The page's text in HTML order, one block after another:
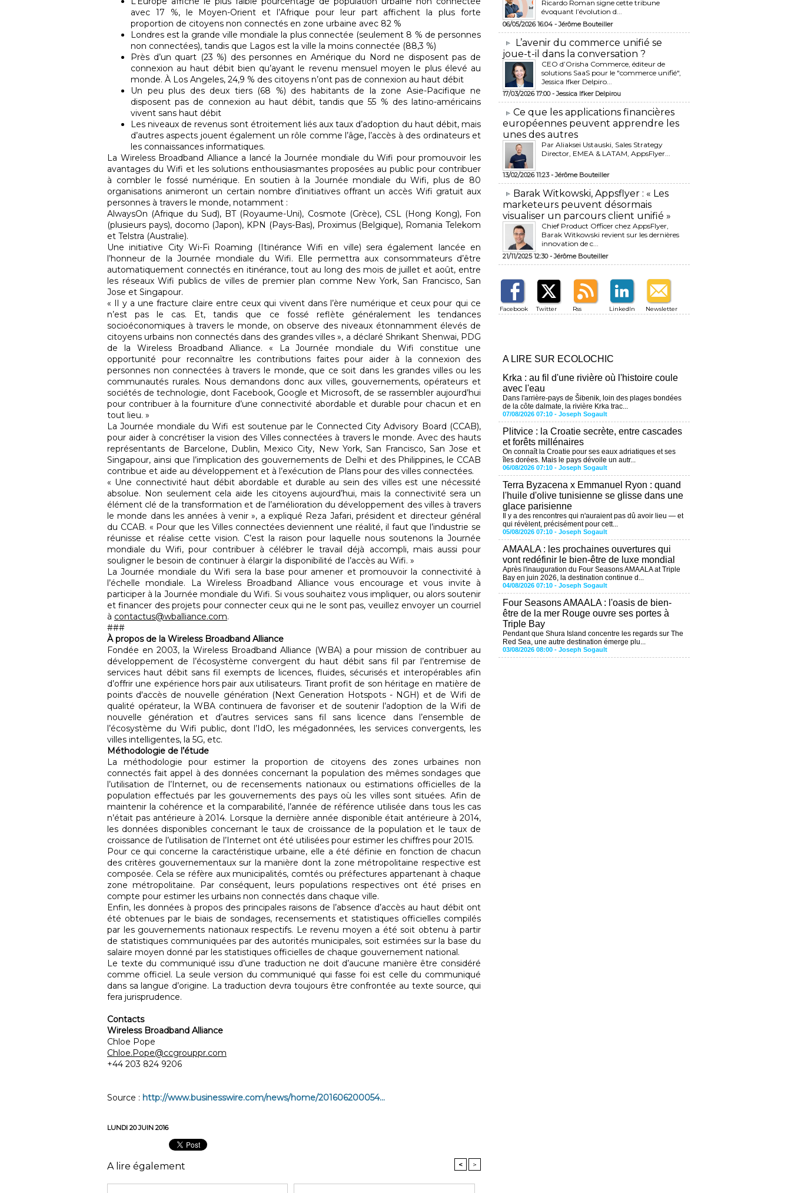
avec 17 %, le Moyen-Orient et l’Afrique pour leur part affichent la plus forte
proportion de citoyens non connectés en zone urbaine avec 82 %
Londres est la grande ville mondiale la plus connectée (seulement 8 % de personnes
non connectées), tandis que Lagos est la ville la moins connectée (88,3 %)
Près d’un quart (23 %) des personnes en Amérique du Nord ne disposent pas de
connexion au haut débit bien qu’ayant le revenu mensuel moyen le plus élevé au
monde. À Los Angeles, 24,9 % des citoyens n’ont pas de connexion au haut débit
Un peu plus des deux tiers (68 %) des habitants de la zone Asie-Pacifique ne
disposent pas de connexion au haut débit, tandis que 55 % des latino-américains
vivent sans haut débit
Les niveaux de revenus sont étroitement liés aux taux d’adoption du haut débit, mais
d’autres aspects jouent également un rôle comme l’âge, l’accès à des ordinateurs et
les connaissances informatiques.
La Wireless Broadband Alliance a lancé la Journée mondiale du Wifi pour promouvoir les
avantages du Wifi et les solutions enthousiasmantes proposées au public pour contribuer
à combler le fossé numérique. En soutien à la Journée mondiale du Wifi, plus de 80
organisations animeront un certain nombre d’initiatives offrant un accès Wifi gratuit aux
personnes à travers le monde, notamment :
AlwaysOn (Afrique du Sud), BT (Royaume-Uni), Cosmote (Grèce), CSL (Hong Kong), Fon
(plusieurs pays), docomo (Japon), KPN (Pays-Bas), Proximus (Belgique), Romania Telekom
et Telstra (Australie).
Une initiative City Wi-Fi Roaming (Itinérance Wifi en ville) sera également lancée en
l’honneur de la Journée mondiale du Wifi. Elle permettra aux consommateurs d’être
automatiquement connectés en itinérance, tout au long des mois de juillet et août, entre
les réseaux Wifi publics de villes de premier plan comme New York, San Francisco, San
Jose et Singapour.
« Il y a une fracture claire entre ceux qui vivent dans l’ère numérique et ceux pour qui ce
n’est pas le cas. Et, tandis que ce fossé reflète généralement les tendances
socioéconomiques à travers le monde, on observe des niveaux étonnamment élevés de
citoyens urbains non connectés dans des grandes villes », a déclaré Shrikant Shenwai, PDG
de la Wireless Broadband Alliance. « La Journée mondiale du Wifi constitue une
opportunité pour reconnaître les contributions faites pour aider à la connexion des
personnes non connectées à travers le monde, que ce soit dans les grandes villes ou les
communautés rurales. Nous demandons donc aux villes, gouvernements, opérateurs et
sociétés de technologie, dont Facebook, Google et Microsoft, de se rassembler aujourd’hui
pour contribuer à la fourniture d’une connectivité abordable et durable pour chacun et en
tout lieu. »
La Journée mondiale du Wifi est soutenue par le Connected City Advisory Board (CCAB),
pour aider à concrétiser la vision des Villes connectées à travers le monde. Avec des hauts
représentants de Barcelone, Dublin, Mexico City, New York, San Francisco, San Jose et
Singapour, ainsi que l’implication des gouvernements de Delhi et des Philippines, le CCAB
contribue et aide au développement et à l’exécution de Plans pour des villes connectées.
« Une connectivité haut débit abordable et durable au sein des villes est une nécessité
absolue. Non seulement cela aide les citoyens aujourd’hui, mais la connectivité sera un
élément clé de la transformation et de l’amélioration du développement des villes à travers
le monde dans les années à venir », a expliqué Reza Jafari, président et directeur général
du CCAB. « Pour que les Villes connectées deviennent une réalité, il faut que l’industrie se
réunisse et réalise cette vision. C’est la raison pour laquelle nous soutenons la Journée
mondiale du Wifi, pour contribuer à célébrer le travail déjà accompli, mais aussi pour
souligner le besoin de continuer à élargir la disponibilité de l’accès au Wifi. »
La Journée mondiale du Wifi sera la base pour amener et promouvoir la connectivité à
l’échelle mondiale. La Wireless Broadband Alliance vous encourage et vous invite à
participer à la Journée mondiale du Wifi. Si vous souhaitez vous impliquer, ou alors soutenir
et financer des projets pour connecter ceux qui ne le sont pas, veuillez envoyer un courriel
à contactus@wballiance.com.
###
À propos de la Wireless Broadband Alliance
Fondée en 2003, la Wireless Broadband Alliance (WBA) a pour mission de contribuer au
développement de l’écosystème convergent du haut débit sans fil par l’entremise de
services haut débit sans fil exempts de licences, fluides, sécurisés et interopérables afin
d’offrir une expérience hors pair aux utilisateurs. Tirant profit de son héritage en matière de
points d'accès de nouvelle génération (Next Generation Hotspots - NGH) et de Wifi de
qualité opérateur, la WBA continuera de favoriser et de soutenir l’adoption de la Wifi de
nouvelle génération et d’autres services sans fil sans licence dans l’ensemble de
l’écosystème du Wifi public, dont l’IdO, les mégadonnées, les services convergents, les
villes intelligentes, la 5G, etc.
Méthodologie de l’étude
La méthodologie pour estimer la proportion de citoyens des zones urbaines non
connectés fait appel à des données concernant la population des mêmes sondages que
l’utilisation de l’Internet, ou de recensements nationaux ou estimations officielles de la
population effectués par les gouvernements des pays où les villes sont situées. Afin de
maintenir la cohérence et la comparabilité, l’année de référence utilisée dans tous les cas
n’était pas antérieure à 2014. Lorsque la dernière année disponible était antérieure à 2014,
les données disponibles concernant le taux de croissance de la population et le taux de
croissance de l’utilisation de l’Internet ont été utilisées pour estimer les chiffres pour 2015.
Pour ce qui concerne la caractéristique urbaine, elle a été définie en fonction de chacun
des critères gouvernementaux sur la manière dont la zone métropolitaine respective est
composée. Cela se réfère aux municipalités, comtés ou préfectures appartenant à chaque
zone métropolitaine. Par conséquent, leurs populations respectives ont été prises en
compte pour estimer les urbains non connectés dans chaque ville.
Enfin, les données à propos des principales raisons de l’absence d’accès au haut débit ont
été obtenues par le biais de sondages, recensements et statistiques officielles compilés
par les gouvernements nationaux respectifs. Le revenu moyen a été soit obtenu à partir
de statistiques communiquées par des autorités municipales, soit estimées sur la base du
salaire moyen donné par les statistiques officielles de chaque gouvernement national.
Le texte du communiqué issu d’une traduction ne doit d’aucune manière être considéré
comme officiel. La seule version du communiqué qui fasse foi est celle du communiqué
dans sa langue d’origine. La traduction devra toujours être confrontée au texte source, qui
fera jurisprudence.
Contacts
Wireless Broadband Alliance
Chloe Pope
Chloe.Pope@ccgrouppr.com
+44 203 824 9206
Source : http://www.businesswire.com/news/home/201606200054...
LUNDI 20 JUIN 2016
A lire également < >
Ricardo Roman signe cette tribune
évoquant l’évolution d...
06/05/2026 16:04 -Jérôme Bouteiller
L’avenir du commerce unifié se
joue-t-il dans la conversation ?
CEO d’Orisha Commerce, éditeur de
solutions SaaS pour le "commerce unifié",
Jessica Ifker Delpiro...
17/03/2026 17:00 -Jessica Ifker Delpirou
​Ce que les applications financières
européennes peuvent apprendre les
unes des autres
Par Aliaksei Ustauski, Sales Strategy
Director, EMEA & LATAM, AppsFlyer...
13/02/2026 11:23 -Jérôme Bouteiller
​Barak Witkowski, Appsflyer : « Les
marketeurs peuvent désormais
visualiser un parcours client unifié »
Chief Product Officer chez AppsFlyer, ​
Barak Witkowski revient sur les dernières
innovation de c...
21/11/2025 12:30 -Jérôme Bouteiller
Facebook Twitter Rss LinkedIn Newsletter
A LIRE SUR ECOLOCHIC
Krka : au fil d'une rivière où l'histoire coule
avec l'eau
Dans l'arrière-pays de Šibenik, loin des plages bondées
de la côte dalmate, la rivière Krka trac...
07/08/2026 07:10 - Joseph Sogault
Plitvice : la Croatie secrète, entre cascades
et forêts millénaires
On connaît la Croatie pour ses eaux adriatiques et ses
îles dorées. Mais le pays dévoile un autr...
06/08/2026 07:10 - Joseph Sogault
Terra Byzacena x Emmanuel Ryon : quand
l'huile d'olive tunisienne se glisse dans une
glace parisienne
Il y a des rencontres qui n'auraient pas dû avoir lieu — et
qui révèlent, précisément pour cett...
05/08/2026 07:10 - Joseph Sogault
AMAALA : les prochaines ouvertures qui
vont redéfinir le bien-être de luxe mondial
Après l'inauguration du Four Seasons AMAALA at Triple
Bay en juin 2026, la destination continue d...
04/08/2026 07:10 - Joseph Sogault
Four Seasons AMAALA : l'oasis de bien-
être de la mer Rouge ouvre ses portes à
Triple Bay
Pendant que Shura Island concentre les regards sur The
Red Sea, une autre destination émerge plu...
03/08/2026 08:00 - Joseph Sogault